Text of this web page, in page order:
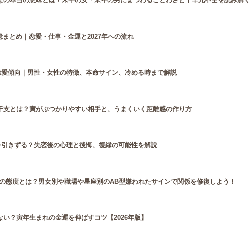
まとめ｜恋愛・仕事・金運と2027年への流れ
傾向｜男性・女性の特徴、本命サイン、冷める時まで解説
支とは？寅がぶつかりやすい相手と、うまくいく距離感の作り方
きずる？失恋後の心理と後悔、復縁の可能性を解説
態度とは？男女別や職場や星座別のAB型嫌われたサインで関係を修復しよう！
い？寅年生まれの金運を伸ばすコツ【2026年版】